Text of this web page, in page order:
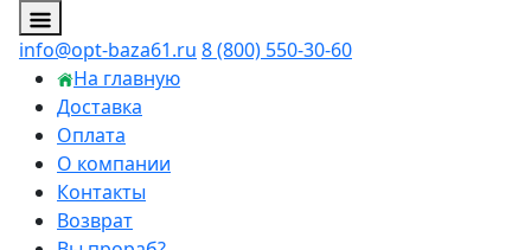
info@opt-baza61.ru 8 (800) 550-30-60
На главную
Доставка
Оплата
О компании
Контакты
Возврат